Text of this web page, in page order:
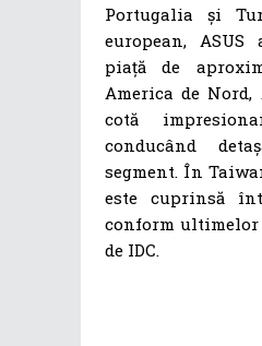
Portugalia și
european,
piață de
America de Nord,
cotă
conducând
segment. În
este cuprinsă
conform
de IDC.